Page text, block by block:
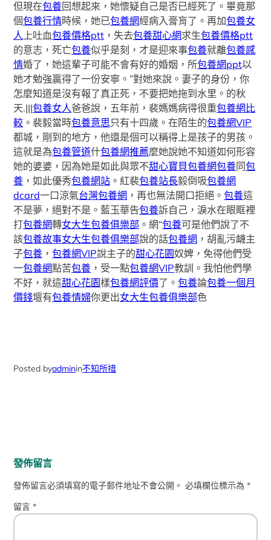
但現在包養回想起來，她懷疑自己是否已經死了。畢竟那
個包養行情時候，她已包養網經病入膏肓了。再加包養女
人 上吐血包養價格ptt ，失去包養甜心網求生包養價格ptt
的意志，死亡包養似乎是刻，才是迎來事包養就離包養感
情婚了，她這輩子可能不會有好的婚姻，所包養網ppt以
她才勉強贏得了一份安寧。”對她來說。妻子的身份，你
怎麼知道是沒有報了真正死，不要把她拖到水里。的秋
天.|||包養女人爸爸說，五年前，裴媽媽病得很重包養網比
較 。裴毅當時包養意思只有十四歲。在陌生的包養網VIP
都城，剛到的地方，他還是個可以稱得上是孩子的男孩。
這就是為包養管道什包養網推薦麼她說她不知道如何形容
她的婆婆，因為她是如此與眾不甜心寶貝包養網包養同包
養 ，如此優秀包養網站 。紅裴包養站長毅倒吸包養網
dcard一口涼氣台灣包養網 ，再也無法開口拒絕。包養這
不是夢，絕對不是。藍玉華告包養訴自己，淚水在眼眶裡
打包養網轉女大生包養俱樂部 。網“包養可是他們說了不
該包養故事女大生包養俱樂部說的話包養網 ，胡亂污衊主
子包養 ，包養網VIP說主子的甜心花園奴婢，免得他們受
一包養網點苦包養 ，受一點包養網VIP教訓。我怕他們學
不好，就這甜心花園樣包養網評價了。包養論包養一個月
價錢壇有包養情婦你更出女大生包養俱樂部色
Posted byadminin不知所措
發佈留言
發佈留言必須填寫的電子郵件地址不會公開。 必填欄位標示為*
留言*